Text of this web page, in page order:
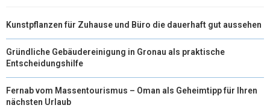
Kunstpflanzen für Zuhause und Büro die dauerhaft gut aussehen
Gründliche Gebäudereinigung in Gronau als praktische
Entscheidungshilfe
Fernab vom Massentourismus – Oman als Geheimtipp für Ihren
nächsten Urlaub